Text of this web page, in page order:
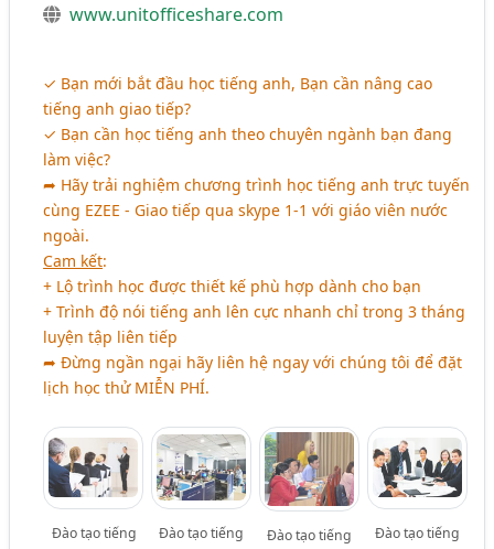
www.unitofficeshare.com
✓ Bạn mới bắt đầu học tiếng anh, Bạn cần nâng cao
tiếng anh giao tiếp?
✓ Bạn cần học tiếng anh theo chuyên ngành bạn đang
làm việc?
➦ Hãy trải nghiệm chương trình học tiếng anh trực tuyến
cùng EZEE - Giao tiếp qua skype 1-1 với giáo viên nước
ngoài.
Cam kết:
+ Lộ trình học được thiết kế phù hợp dành cho bạn
+ Trình độ nói tiếng anh lên cực nhanh chỉ trong 3 tháng
luyện tập liên tiếp
➦ Đừng ngần ngại hãy liên hệ ngay với chúng tôi để đặt
lịch học thử MIỄN PHÍ.
Đào tạo tiếng
Đào tạo tiếng
Đào tạo tiếng
Đào tạo tiếng